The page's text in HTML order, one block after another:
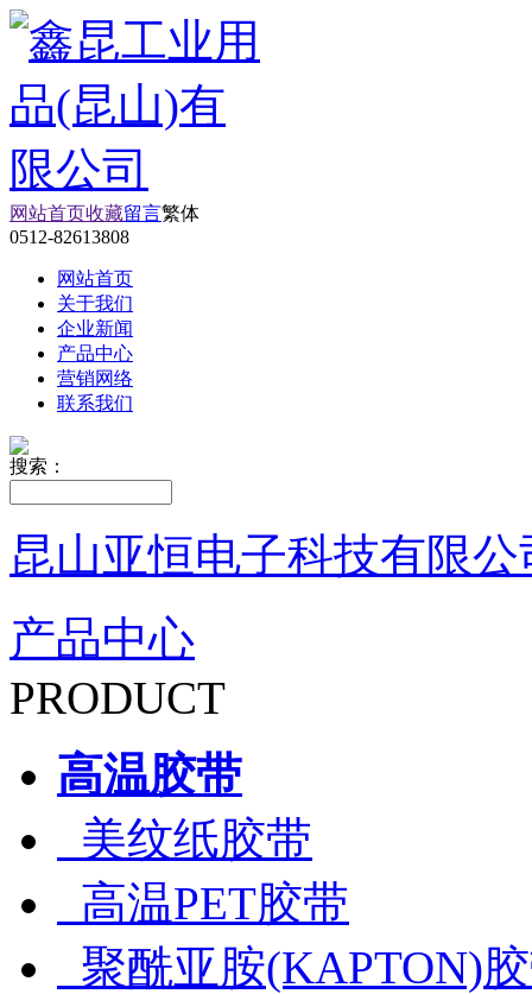
网站首页收藏留言繁体
0512-82613808
网站首页
关于我们
企业新闻
产品中心
营销网络
联系我们
搜索：
昆山亚恒电子科技有限
产品中心
PRODUCT
高温胶带
美纹纸胶带
高温PET胶带
聚酰亚胺(KAPTON)